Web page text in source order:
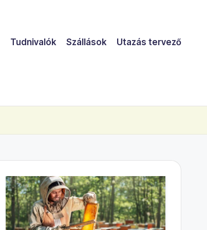
Tudnivalók Szállások Utazás tervező